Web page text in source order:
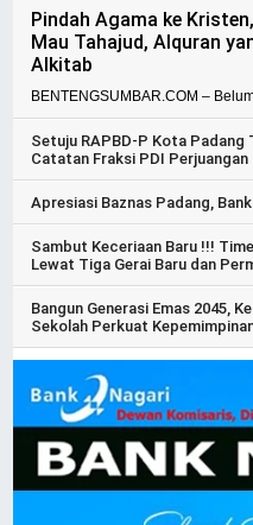
Pindah Agama ke
Mau Tahajud, Alquran
Alkitab
BENTENGSUMBAR.COM –
Setuju RAPBD-P Kota Padang
Catatan Fraksi PDI
Apresiasi Baznas Padang,
Sambut Keceriaan Baru !!!
Lewat Tiga Gerai Baru dan
Bangun Generasi Emas 2045,
Sekolah Perkuat